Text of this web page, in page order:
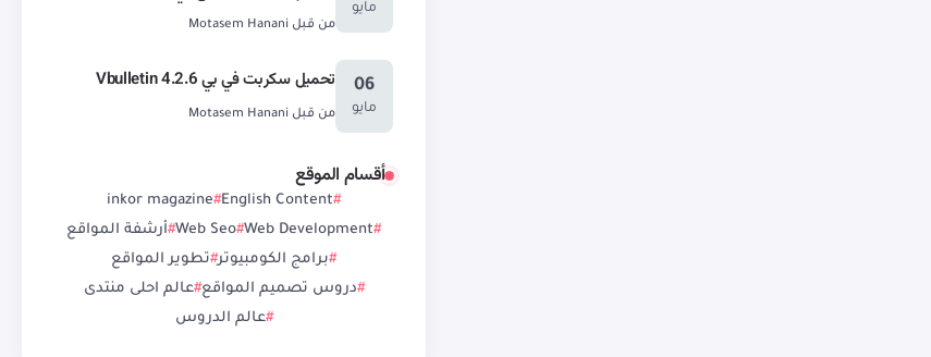
مايو
من قبل Motasem Hanani
06
مايو
تحميل سكربت في بي Vbulletin 4.2.6
من قبل Motasem Hanani
أقسام الموقع
English Content
inkor magazine
Web Development
Web Seo أرشفة المواقع
برامج الكومبيوتر تطوير المواقع
دروس تصميم المواقع عالم احلى منتدى
عالم الدروس